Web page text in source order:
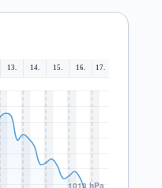
13. 14. 15. 16. 17.